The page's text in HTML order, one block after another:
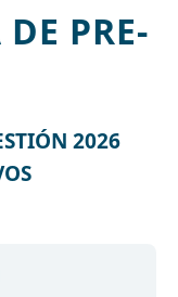
PRE-
2026